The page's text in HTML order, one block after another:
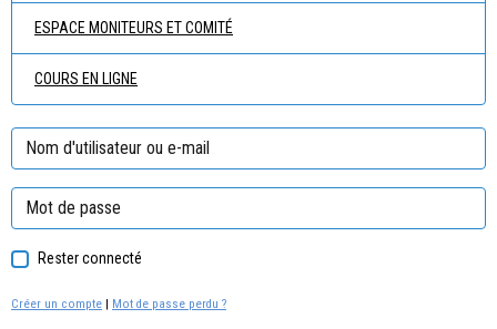
ESPACE MONITEURS ET COMITÉ
COURS EN LIGNE
Rester connecté
Créer un compte | Mot de passe perdu ?